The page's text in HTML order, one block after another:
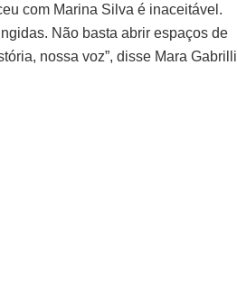
com Marina Silva é inaceitável.
Não basta abrir espaços de
nossa voz”, disse Mara Gabrilli